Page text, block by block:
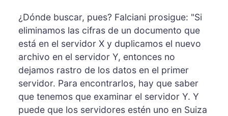
¿Dónde buscar, pues? Falciani prosigue: "Si
eliminamos las cifras de un documento que
está en el servidor X y duplicamos el nuevo
archivo en el servidor Y, entonces no
dejamos rastro de los datos en el primer
servidor. Para encontrarlos, hay que saber
que tenemos que examinar el servidor Y. Y
puede que los servidores estén uno en Suiza